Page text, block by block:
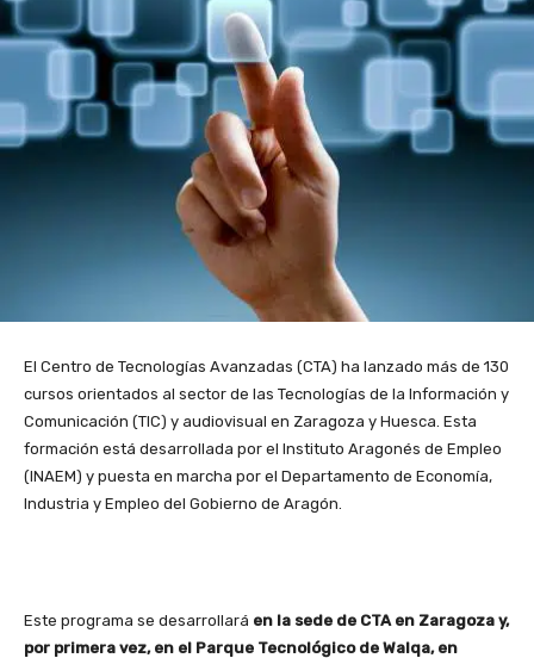
El Centro de Tecnologías Avanzadas (CTA) ha lanzado más de 130
cursos orientados al sector de las Tecnologías de la Información y
Comunicación (TIC) y audiovisual en Zaragoza y Huesca. Esta
formación está desarrollada por el Instituto Aragonés de Empleo
(INAEM) y puesta en marcha por el Departamento de Economía,
Industria y Empleo del Gobierno de Aragón.
Este programa se desarrollará en la sede de CTA en Zaragoza y,
por primera vez, en el Parque Tecnológico de Walqa, en